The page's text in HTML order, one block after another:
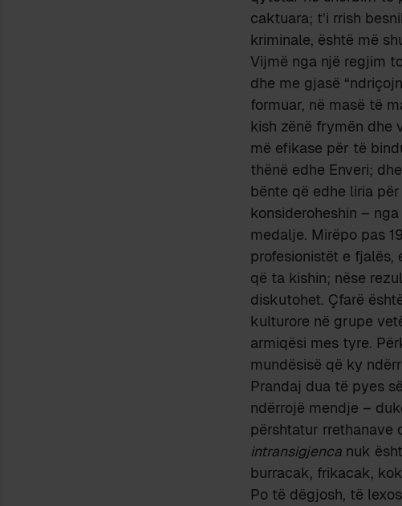
caktuara; t’i rrish
kriminale, është më
Vijmë nga një regjim
dhe me gjasë
formuar, në masë të
kish zënë frymën dhe
më efikase për të
thënë edhe Enveri;
bënte që edhe liria
konsideroheshin –
medalje. Mirëpo pas
profesionistët e
që ta kishin; nëse
diskutohet. Çfarë
kulturore në grupe
armiqësi mes tyre.
mundësisë që ky
Prandaj dua të pyes
ndërrojë mendje –
përshtatur rrethanave
intransigjenca nuk
burracak, frikacak,
Po të dëgjosh, të